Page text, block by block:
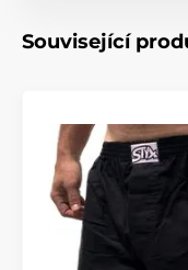
Související